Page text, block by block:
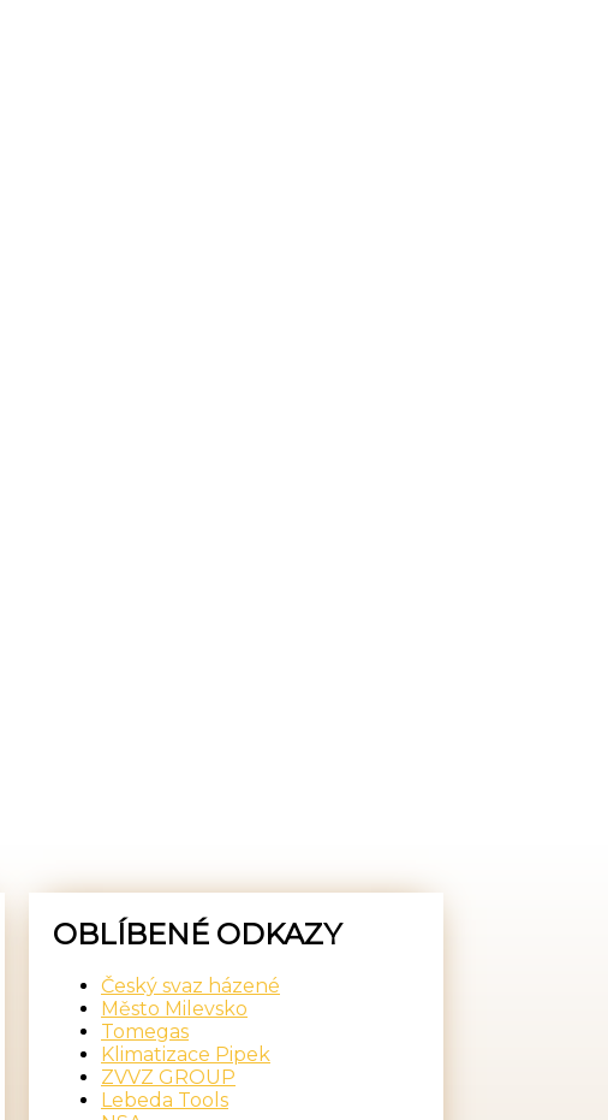
OBLÍBENÉ ODKAZY
Český svaz házené
Město Milevsko
Tomegas
Klimatizace Pipek
ZVVZ GROUP
Lebeda Tools